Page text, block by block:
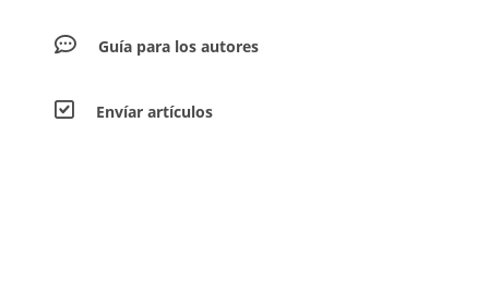
Guía para los autores
Envíar artículos